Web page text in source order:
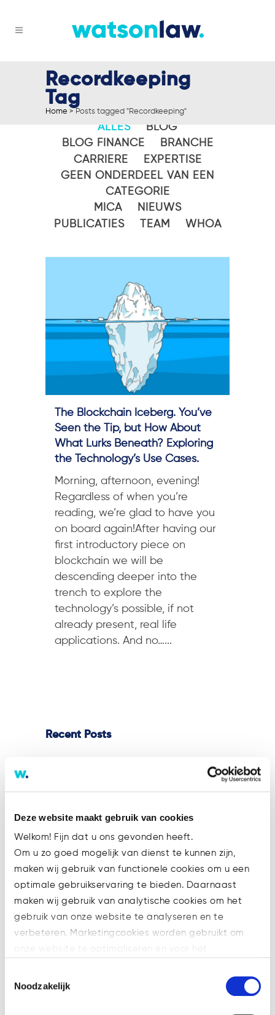
Deze website maakt gebruik van cookies
Welkom! Fijn dat u ons gevonden heeft.
Om u zo goed mogelijk van dienst te kunnen zijn,
maken wij gebruik van functionele cookies om u een
optimale gebruikservaring te bieden. Daarnaast
maken wij gebruik van analytische cookies om het
gebruik van onze website te analyseren en te
verbeteren. Marketingcookies worden gebruikt om
Welke cookies wij gebruiken, ziet u in de cookiebalk
hieronder. Mocht u meer informatie willen over onze
Noodzakelijk
Recordkeeping
Tag
Home > Posts tagged "Recordkeeping"
ALLES
BLOG
BLOG FINANCE
BRANCHE
CARRIERE
EXPERTISE
GEEN ONDERDEEL VAN EEN
CATEGORIE
MICA
NIEUWS
PUBLICATIES
TEAM WHOA
The Blockchain Iceberg. You’ve
Seen the Tip, but How About
What Lurks Beneath? Exploring
the Technology’s Use Cases.
Morning, afternoon, evening!
Regardless of when you’re
reading, we’re glad to have you
on board again!After having our
first introductory piece on
blockchain we will be
descending deeper into the
trench to explore the
technology’s possible, if not
already present, real life
applications. And no…...
Recent Posts
Steeds meer bedrijven aansprakelijk
werknemers gaan mee bij overgang
van onderneming
Rechtbank kondigt niet zomaar een
afkoelingsperiode af
Nalaten door bestuurder kan leiden
tot persoonlijke aansprakelijkheid